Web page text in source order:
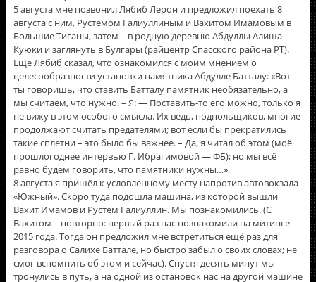
5 августа мне позвонил Лябиб Лерон и предложил поехать 8
августа с ним, Рустемом Галиуллиным и Вахитом Имамовым в
Большие Тиганы, затем – в родную деревню Абдуллы Алиша
Куюки и заглянуть в Булгары (райцентр Спасского района РТ).
Ещё Лябиб сказал, что ознакомился с моим мнением о
целесообразности установки памятника Абдулле Батталу: «Вот
ты говоришь, что ставить Батталу памятник необязательно, а
мы считаем, что нужно. – Я: — Поставить-то его можно, только я
не вижу в этом особого смысла. Их ведь, подпольщиков, многие
продолжают считать предателями; вот если бы прекратились
такие сплетни – это было бы важнее. – Да, я читал об этом (моё
прошлогоднее интервью Г. Ибрагимовой — ФБ); но мы всё
равно будем говорить, что памятники нужны…».
8 августа я пришёл к условленному месту напротив автовокзала
«Южный». Скоро туда подошла машина, из которой вышли
Вахит Имамов и Рустем Галиуллин. Мы познакомились. (С
Вахитом – повторно: первый раз нас познакомили на митинге
2015 года. Тогда он предложил мне встретиться ещё раз для
разговора о Салихе Баттале, но быстро забыл о своих словах; не
смог вспомнить об этом и сейчас). Спустя десять минут мы
тронулись в путь, а на одной из остановок нас на другой машине